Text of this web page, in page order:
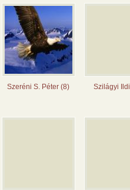
Szeréni S. Péter (8) Szilágyi